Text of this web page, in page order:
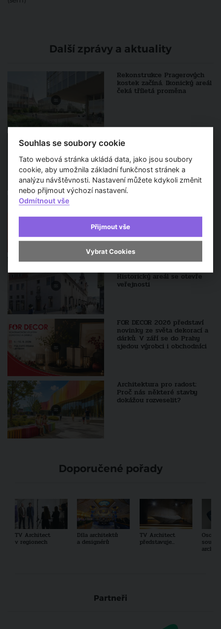
Další zprávy a aktuality
Rekonstrukce Pragerových
kostek začíná. Ikonický areál
čeká tříletá proměna
vstupuje do finále. Porota
osobností české architektury
budoucnosti českého
stavebnictví
Brněnský klášter voršilek
Historický areál se otevře
veřejnosti
FOR DECOR 2026 představí
novinky ze světa dekorací a
dárků. V září se do Prahy
sjedou výrobci i obchodníci
Architektura pro radost:
Proč nás některé stavby
dokážou rozveselit?
Doporučené pořady
TV Architect
v regionech
Díla architektů
a designérů
TV Architect
představuje...
Partneři
Souhlas se soubory cookie
Tato webová stránka ukládá data, jako jsou soubory
cookie, aby umožnila základní funkčnost stránek a
analýzu návštěvnosti. Nastavení můžete kdykoli změnit
nebo přijmout výchozí nastavení.
Odmítnout vše
Přijmout vše
Vybrat Cookies